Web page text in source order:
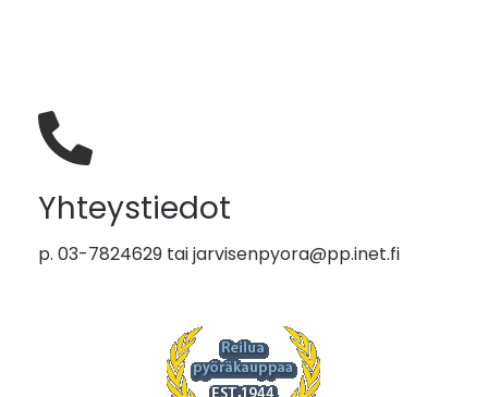
Yhteystiedot
p. 03-7824629 taijarvisenpyora@pp.inet.fi